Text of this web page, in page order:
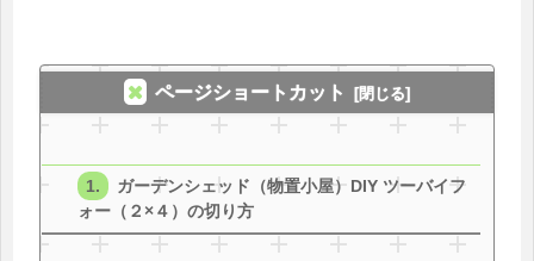
ページショートカット
ガーデンシェッド（物置小屋）DIY ツーバイフ
ォー（２×４）の切り方